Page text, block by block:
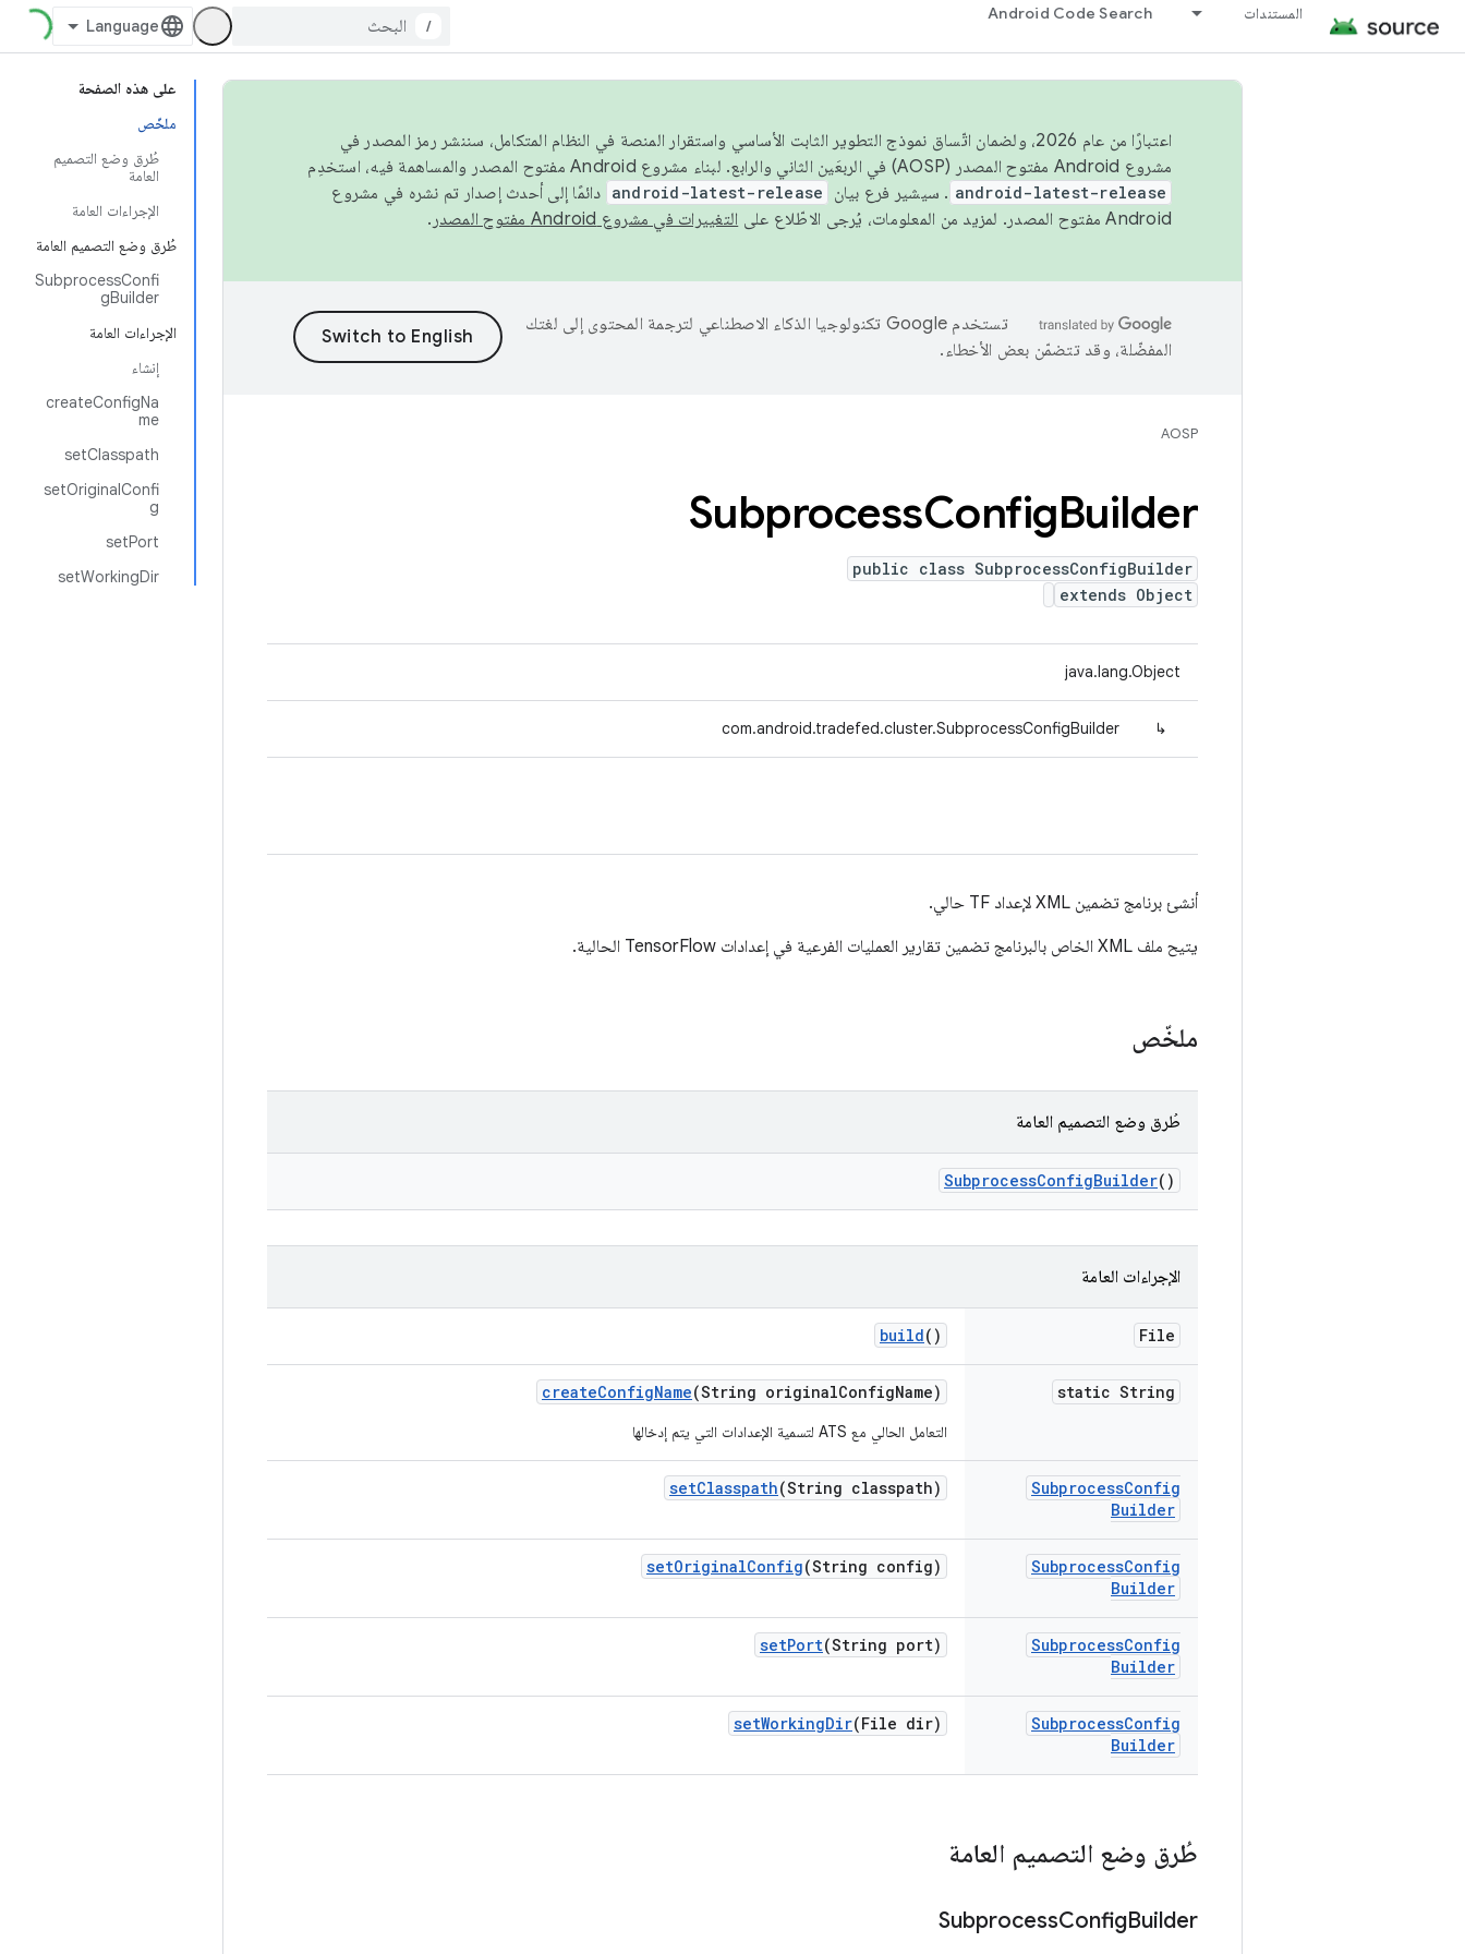
المستندات Android Code Search
/
على هذه الصفحة
ملخّص
طُرق وضع التصميم
العامة
الإجراءات العامة
طُرق وضع التصميم العامة
SubprocessConfi
gBuilder
الإجراءات العامة
إنشاء
createConfigNa
me
setClasspath
setOriginalConfi
g
setPort
setWorkingDir
اعتبارًا من عام 2026، ولضمان اتّساق نموذج التطوير الثابت الأساسي واستقرار المنصة في النظام المتكامل، سننشر رمز المصدر في
مشروع Android مفتوح المصدر (AOSP) في الربعَين الثاني والرابع. لبناء مشروع Android مفتوح المصدر والمساهمة فيه، استخدِم
android-latest-release . سيشير فرع بيان android-latest-release دائمًا إلى أحدث إصدار تم نشره في مشروع
Android مفتوح المصدر. لمزيد من المعلومات، يُرجى الاطّلاع على
التغييرات في مشروع Android مفتوح المصدر .
تستخدم Google تكنولوجيا الذكاء الاصطناعي لترجمة المحتوى إلى لغتك
المفضّلة، وقد تتضمّن بعض الأخطاء.
AOSP
SubprocessConfigBuilder
public class SubprocessConfigBuilder
extends Object
java.lang.Object
↳
com.android.tradefed.cluster.SubprocessConfigBuilder
أنشئ برنامج تضمين XML لإعداد TF حالي.
يتيح ملف XML الخاص بالبرنامج تضمين تقارير العمليات الفرعية في إعدادات TensorFlow الحالية.
ملخّص
طُرق وضع التصميم العامة
SubprocessConfigBuilder()
الإجراءات العامة
File
build()
static String
createConfigName(String originalConfigName)
التعامل الحالي مع ATS لتسمية الإعدادات التي يتم إدخالها
SubprocessConfig
Builder
setClasspath(String classpath)
SubprocessConfig
Builder
setOriginalConfig(String config)
SubprocessConfig
Builder
setPort(String port)
SubprocessConfig
Builder
setWorkingDir(File dir)
طُرق وضع التصميم العامة
SubprocessConfigBuilder